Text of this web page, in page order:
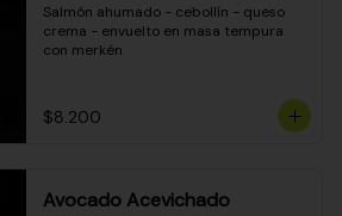
Salmón ahumado - cebollín - queso
crema - envuelto en masa tempura
con merkén
$8.200
Avocado Acevichado